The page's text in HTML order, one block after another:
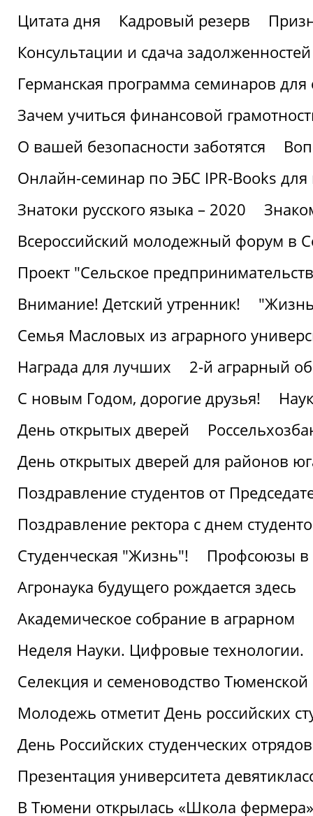
Цитата дня
Кадровый резерв
Консультации и сдача
Германская программа семинаров для
Зачем учиться финансовой
О вашей безопасности заботятся
Онлайн-семинар по ЭБС IPR-Books для
Знатоки русского языка – 2020
Всероссийский молодежный форум в
Проект "Сельское
Внимание! Детский утренник!
Семья Масловых из аграрного
Награда для лучших
2-й аграрный
С новым Годом, дорогие друзья!
День открытых дверей
День открытых дверей для районов
Поздравление студентов от
Поздравление ректора с днем
Студенческая "Жизнь"!
Профсоюзы в
Агронаука будущего рождается здесь
Академическое собрание в аграрном
Неделя Науки. Цифровые технологии.
Селекция и семеноводство Тюменской
Молодежь отметит День российских
День Российских студенческих
Презентация университета
В Тюмени открылась «Школа фермера»